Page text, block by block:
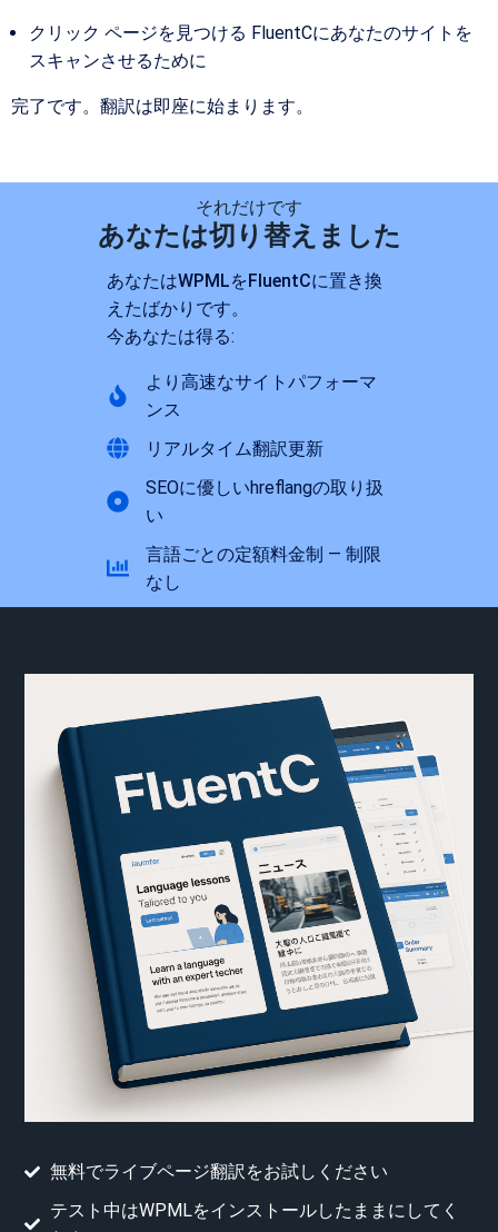
クリック ページを見つける FluentCにあなたのサイトを
スキャンさせるために
完了です。翻訳は即座に始まります。
それだけです
あなたは切り替えました
あなたはWPMLをFluentCに置き換
えたばかりです。
今あなたは得る:
より高速なサイトパフォーマ
ンス
リアルタイム翻訳更新
SEOに優しいhreflangの取り扱
い
言語ごとの定額料金制 — 制限
なし
無料でライブページ翻訳をお試しください
テスト中はWPMLをインストールしたままにしてく